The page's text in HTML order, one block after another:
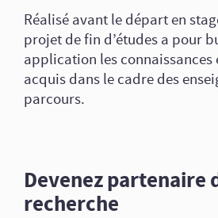
Réalisé avant le départ en
projet de fin d’études a pour
application les
acquis dans le cadre des
parcours.
Devenez partenaire
recherche